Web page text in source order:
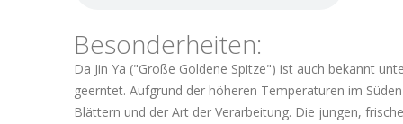
Besonderheiten:
Da Jin Ya ("Große Goldene Spitze") ist auch bekannt
geerntet. Aufgrund der höheren Temperaturen im
Blättern und der Art der Verarbeitung. Die jungen,